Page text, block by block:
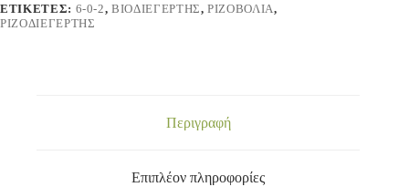
ΕΤΙΚΈΤΕΣ: 6-0-2,ΒΙΟΔΙΕΓΈΡΤΗΣ,ΡΙΖΟΒΟΛΊΑ,
ΡΙΖΟΔΙΕΓΈΡΤΗΣ
Περιγραφή
Επιπλέον πληροφορίες